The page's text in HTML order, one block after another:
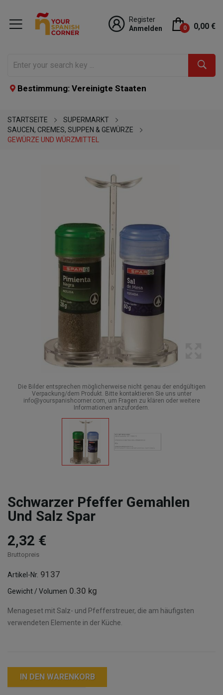
Register
Anmelden
0 0,00 €
Bestimmung: Vereinigte Staaten
STARTSEITE
SUPERMARKT
SAUCEN, CREMES, SUPPEN & GEWÜRZE
GEWÜRZE UND WÜRZMITTEL
Die Bilder entsprechen möglicherweise nicht genau der endgültigen
Verpackung/dem Produkt. Bitte kontaktieren Sie uns unter
info@yourspanishcorner.com, um Fragen zu klären oder weitere
Informationen anzufordern.
Schwarzer Pfeffer Gemahlen
Und Salz Spar
2,32 €
Bruttopreis
Artikel-Nr. 9137
Gewicht / Volumen 0.30 kg
Menageset mit Salz- und Pfefferstreuer, die am häufigsten
verwendeten Elemente in der Küche.
IN DEN WARENKORB